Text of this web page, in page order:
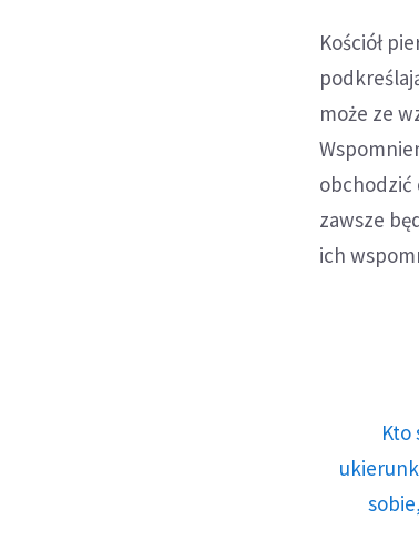
Kościół
może ze
obchodzić
zawsze
ich
Kto